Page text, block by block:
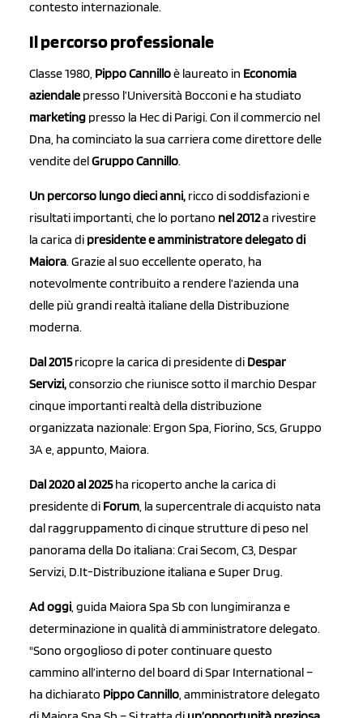
contesto internazionale.
Il percorso professionale
Classe 1980, Pippo Cannilloè laureato in Economia
aziendale presso l’Università Bocconi e ha studiato
marketing presso la Hec di Parigi. Con il commercio nel
Dna, ha cominciato la sua carriera come direttore delle
vendite delGruppo Cannillo.
Un percorso lungo dieci anni, ricco di soddisfazioni e
risultati importanti, che lo portano nel 2012a rivestire
la carica di presidente e amministratore delegato di
Maiora. Grazie al suo eccellente operato, ha
notevolmente contribuito a rendere l’azienda una
delle più grandi realtà italiane della Distribuzione
moderna.
Dal 2015ricopre la carica di presidente di Despar
Servizi,consorzio che riunisce sotto il marchio Despar
cinque importanti realtà della distribuzione
organizzata nazionale: Ergon Spa, Fiorino, Scs, Gruppo
3A e, appunto, Maiora.
Dal 2020 al 2025ha ricoperto anche la carica di
presidente di Forum, la supercentrale di acquisto nata
dal raggruppamento di cinque strutture di peso nel
panorama della Do italiana: Crai Secom, C3, Despar
Servizi, D.It-Distribuzione italiana e Super Drug.
Ad oggi, guida Maiora Spa Sb con lungimiranza e
determinazione in qualità di amministratore delegato.
"Sono orgoglioso di poter continuare questo
cammino all’interno del board di Spar International –
ha dichiarato Pippo Cannillo, amministratore delegato